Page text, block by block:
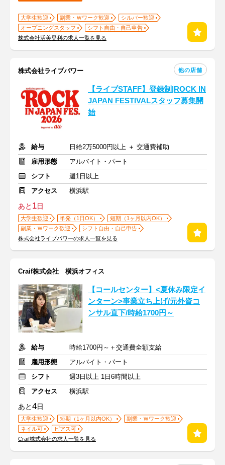
大学生歓迎 副業・Ｗワーク歓迎
シルバー歓迎
オープニングスタッフ
シフト自由・自己申告
株式会社活美登利の求人一覧を見る
株式会社ライブパワー 他の店舗
【ライブSTAFF】登録制|ROCK IN
JAPAN FESTIVALスタッフ募集開
始
給与
日給2万5000円以上 ＋ 交通費補助
雇用形態
アルバイト・パート
シフト
週1日以上
アクセス
横浜駅
あと 1日
大学生歓迎 単発（1日OK）
短期（1ヶ月以内OK）
副業・Ｗワーク歓迎
シフト自由・自己申告
株式会社ライブパワーの求人一覧を見る
Craif株式会社 横浜オフィス
【コールセンター】<夏休み限定イ
ンターン>事業立ち上げ/元外資コ
ンサル直下/時給1700円～
給与
時給1700円～＋交通費全額支給
雇用形態
アルバイト・パート
シフト
週3日以上 1日6時間以上
アクセス
横浜駅
あと4日
大学生歓迎 短期（1ヶ月以内OK）
副業・Ｗワーク歓迎
ネイル可
ピアス可
Craif株式会社の求人一覧を見る